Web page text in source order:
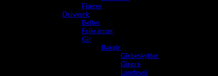
Fjærer
Drivverk
Belter
Frikranser
Gir
Bakgir
Girbeskytter
Girøre
Landevei